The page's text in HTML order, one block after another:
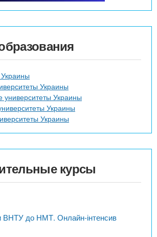
Украины
университеты Украины
Украины
Украины
курсы
ВНТУ до НМТ. Онлайн-інтенсив